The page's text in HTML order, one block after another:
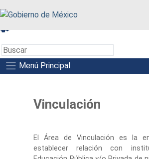
Menú Principal
Vinculación
El Área de Vinculación es la
establecer relación con